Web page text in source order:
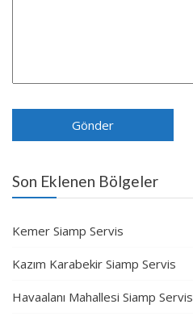
Son Eklenen Bölgeler
Kemer Siamp Servis
Kazım Karabekir Siamp Servis
Havaalanı Mahallesi Siamp Servis